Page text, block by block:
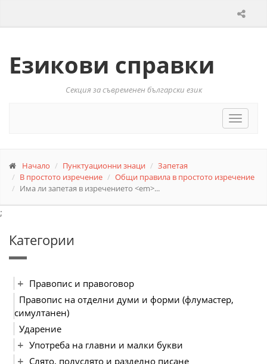
Езикови справки
Секция за съвременен български език
Toggle
Начало Пунктуационни знаци
Запетая
В простото изречение
Общи правила в простото изречение
Има ли запетая в изречението <em>...
;
Категории
Правопис и правоговор
Правопис на отделни думи и форми (флумастер,
симултанен)
Ударение
Употреба на главни и малки букви
Слято, полуслято и разделно писане